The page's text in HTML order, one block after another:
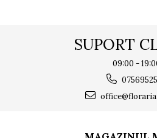
SUPORT
09:00 -